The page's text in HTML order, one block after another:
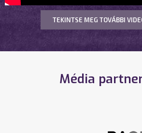
TEKINTSE MEG TOVÁBBI
Média